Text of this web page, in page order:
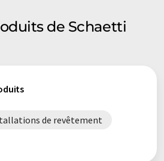
de Schaetti
de revêtement